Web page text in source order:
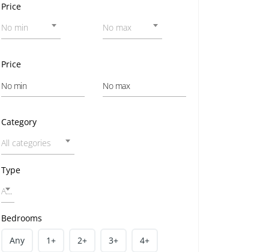
Price
No min
No max
Price
Category
All categories
Type
All home types
Bedrooms
Any
1+ 2+ 3+ 4+